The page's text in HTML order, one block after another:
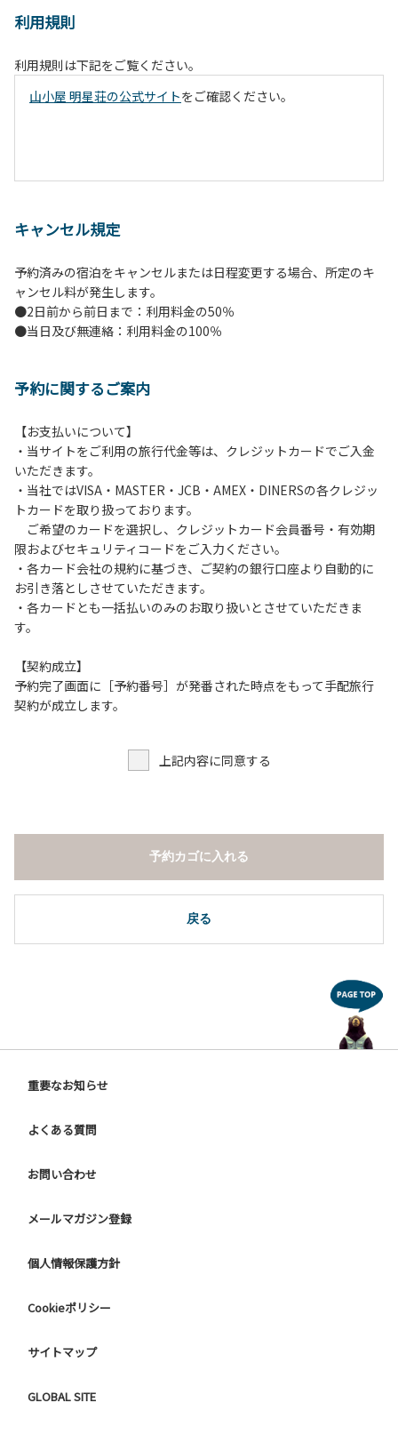
利用規則
利用規則は下記をご覧ください。
山小屋 明星荘の公式サイトをご確認ください。
キャンセル規定
予約済みの宿泊をキャンセルまたは日程変更する場合、所定のキ
ャンセル料が発生します。
●2日前から前日まで：利用料金の50％
●当日及び無連絡：利用料金の100％
予約に関するご案内
【お支払いについて】
・当サイトをご利用の旅行代金等は、クレジットカードでご入金
いただきます。
・当社ではVISA・MASTER・JCB・AMEX・DINERSの各クレジッ
トカードを取り扱っております。
ご希望のカードを選択し、クレジットカード会員番号・有効期
限およびセキュリティコードをご入力ください。
・各カード会社の規約に基づき、ご契約の銀行口座より自動的に
お引き落としさせていただきます。
・各カードとも一括払いのみのお取り扱いとさせていただきま
す。
【契約成立】
予約完了画面に［予約番号］が発番された時点をもって手配旅行
契約が成立します。
上記内容に同意する
戻る
予約カゴに入れる
重要なお知らせ
よくある質問
お問い合わせ
メールマガジン登録
個人情報保護方針
Cookieポリシー
サイトマップ
GLOBAL SITE